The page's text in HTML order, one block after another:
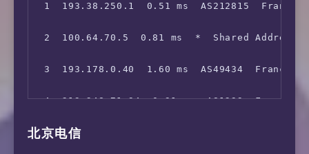
1  193.38.250.1  0.51 ms  AS212815
2  100.64.70.5  0.81 ms  *  Shared Address
3  193.178.0.40  1.60 ms  AS49434
4  213.248.71.94  0.91 ms  AS1299
5  62.115.118.62  11.18 ms  AS1299
北京电信